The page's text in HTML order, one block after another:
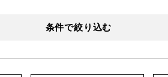
条件で絞り込む